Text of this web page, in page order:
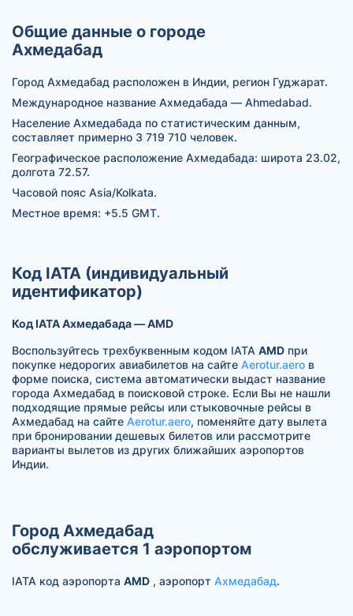
Общие данные о городе
Ахмедабад
Город Ахмедабад расположен в Индии, регион Гуджарат.
Международное название Ахмедабада — Ahmedabad.
Население Ахмедабада по статистическим данным,
составляет примерно 3 719 710 человек.
Географическое расположение Ахмедабада: широта 23.02,
долгота 72.57.
Часовой пояс Asia/Kolkata.
Местное время: +5.5 GMT.
Код IATA (индивидуальный
идентификатор)
Код IATA Ахмедабада — AMD
Воспользуйтесь трехбуквенным кодом IATA AMD при
покупке недорогих авиабилетов на сайте Aerotur.aero в
форме поиска, система автоматически выдаст название
города Ахмедабад в поисковой строке. Если Вы не нашли
подходящие прямые рейсы или стыковочные рейсы в
Ахмедабад на сайте Aerotur.aero, поменяйте дату вылета
при бронировании дешевых билетов или рассмотрите
варианты вылетов из других ближайших аэропортов
Индии.
Город Ахмедабад
обслуживается 1 аэропортом
IATA код аэропорта AMD , аэропорт Ахмедабад.